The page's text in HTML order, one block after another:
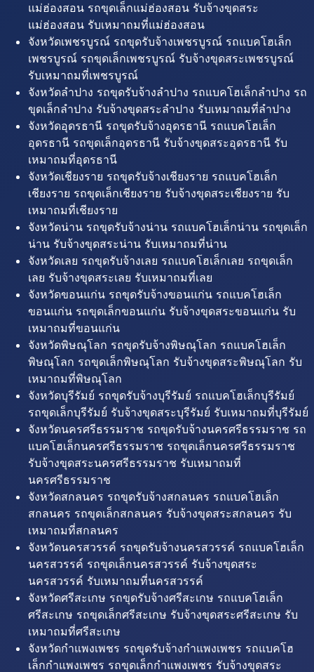
แม่ฮ่องสอน รถขุดเล็กแม่ฮ่องสอน รับจ้างขุดสระ
แม่ฮ่องสอน รับเหมาถมที่แม่ฮ่องสอน
จังหวัดเพชรบูรณ์ รถขุดรับจ้างเพชรบูรณ์ รถแบคโฮเล็ก
เพชรบูรณ์ รถขุดเล็กเพชรบูรณ์ รับจ้างขุดสระเพชรบูรณ์
รับเหมาถมที่เพชรบูรณ์
จังหวัดลำปาง รถขุดรับจ้างลำปาง รถแบคโฮเล็กลำปาง รถ
ขุดเล็กลำปาง รับจ้างขุดสระลำปาง รับเหมาถมที่ลำปาง
จังหวัดอุดรธานี รถขุดรับจ้างอุดรธานี รถแบคโฮเล็ก
อุดรธานี รถขุดเล็กอุดรธานี รับจ้างขุดสระอุดรธานี รับ
เหมาถมที่อุดรธานี
จังหวัดเชียงราย รถขุดรับจ้างเชียงราย รถแบคโฮเล็ก
เชียงราย รถขุดเล็กเชียงราย รับจ้างขุดสระเชียงราย รับ
เหมาถมที่เชียงราย
จังหวัดน่าน รถขุดรับจ้างน่าน รถแบคโฮเล็กน่าน รถขุดเล็ก
น่าน รับจ้างขุดสระน่าน รับเหมาถมที่น่าน
จังหวัดเลย รถขุดรับจ้างเลย รถแบคโฮเล็กเลย รถขุดเล็ก
เลย รับจ้างขุดสระเลย รับเหมาถมที่เลย
จังหวัดขอนแก่น รถขุดรับจ้างขอนแก่น รถแบคโฮเล็ก
ขอนแก่น รถขุดเล็กขอนแก่น รับจ้างขุดสระขอนแก่น รับ
เหมาถมที่ขอนแก่น
จังหวัดพิษณุโลก รถขุดรับจ้างพิษณุโลก รถแบคโฮเล็ก
พิษณุโลก รถขุดเล็กพิษณุโลก รับจ้างขุดสระพิษณุโลก รับ
เหมาถมที่พิษณุโลก
จังหวัดบุรีรัมย์ รถขุดรับจ้างบุรีรัมย์ รถแบคโฮเล็กบุรีรัมย์
รถขุดเล็กบุรีรัมย์ รับจ้างขุดสระบุรีรัมย์ รับเหมาถมที่บุรีรัมย์
จังหวัดนครศรีธรรมราช รถขุดรับจ้างนครศรีธรรมราช รถ
แบคโฮเล็กนครศรีธรรมราช รถขุดเล็กนครศรีธรรมราช
รับจ้างขุดสระนครศรีธรรมราช รับเหมาถมที่
นครศรีธรรมราช
จังหวัดสกลนคร รถขุดรับจ้างสกลนคร รถแบคโฮเล็ก
สกลนคร รถขุดเล็กสกลนคร รับจ้างขุดสระสกลนคร รับ
เหมาถมที่สกลนคร
จังหวัดนครสวรรค์ รถขุดรับจ้างนครสวรรค์ รถแบคโฮเล็ก
นครสวรรค์ รถขุดเล็กนครสวรรค์ รับจ้างขุดสระ
นครสวรรค์ รับเหมาถมที่นครสวรรค์
จังหวัดศรีสะเกษ รถขุดรับจ้างศรีสะเกษ รถแบคโฮเล็ก
ศรีสะเกษ รถขุดเล็กศรีสะเกษ รับจ้างขุดสระศรีสะเกษ รับ
เหมาถมที่ศรีสะเกษ
จังหวัดกำแพงเพชร รถขุดรับจ้างกำแพงเพชร รถแบคโฮ
เล็กกำแพงเพชร รถขุดเล็กกำแพงเพชร รับจ้างขุดสระ